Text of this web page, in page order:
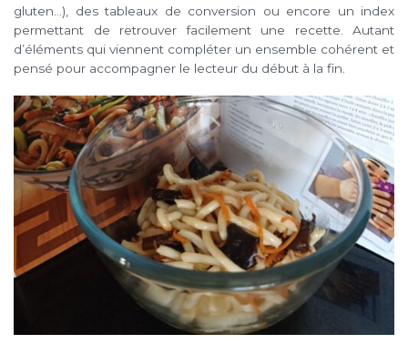
gluten…), des tableaux de conversion ou encore un index
permettant de retrouver facilement une recette. Autant
d’éléments qui viennent compléter un ensemble cohérent et
pensé pour accompagner le lecteur du début à la fin.